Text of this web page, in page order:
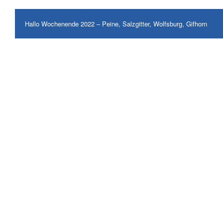
Hallo Wochenende 2022 – Peine, Salzgitter, Wolfsburg, Gifhorn